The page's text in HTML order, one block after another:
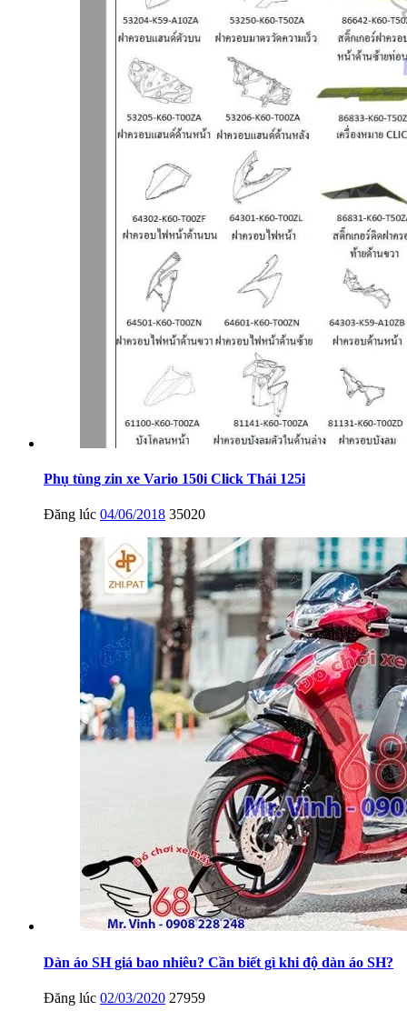
Phụ tùng zin xe Vario 150i Click Thái 125i
Đăng lúc 04/06/2018 35020
Dàn áo SH giá bao nhiêu? Cần biết gì khi độ dàn áo SH?
Đăng lúc 02/03/2020 27959